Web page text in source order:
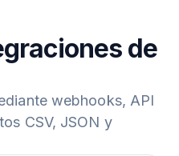
de
webhooks, API
CSV, JSON y